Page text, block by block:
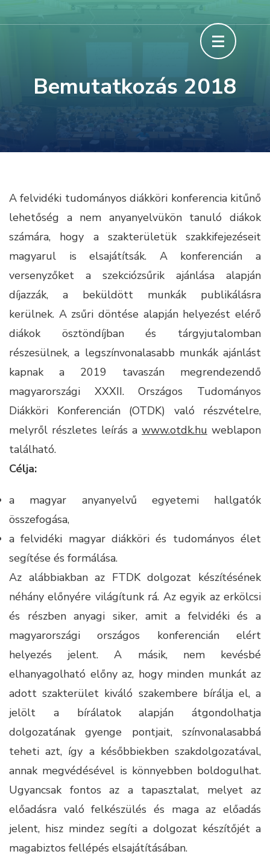
toFelvidéki Tudományos Diákköri
Bemutatkozás 2018
A felvidéki tudományos diákköri konferencia kitűnő
lehetőség a nem anyanyelvükön tanuló diákok
számára, hogy a szakterületük szakkifejezéseit
magyarul is elsajátítsák. A konferencián a
versenyzőket a szekciózsűrik ajánlása alapján
díjazzák, a beküldött munkák publikálásra
kerülnek. A zsűri döntése alapján helyezést elérő
diákok ösztöndíjban és tárgyjutalomban
részesülnek, a legszínvonalasabb munkák ajánlást
kapnak a 2019 tavaszán megrendezendő
magyarországi XXXII. Országos Tudományos
Diákköri Konferencián (OTDK) való részvételre,
melyről részletes leírás a www.otdk.hu weblapon
található.
Célja:
a magyar anyanyelvű egyetemi hallgatók
összefogása,
a felvidéki magyar diákköri és tudományos élet
segítése és formálása.
Az alábbiakban az FTDK dolgozat készítésének
néhány előnyére világítunk rá. Az egyik az erkölcsi
és részben anyagi siker, amit a felvidéki és a
magyarországi országos konferencián elért
helyezés jelent. A másik, nem kevésbé
elhanyagolható előny az, hogy minden munkát az
adott szakterület kiváló szakembere bírálja el, a
jelölt a bírálatok alapján átgondolhatja
dolgozatának gyenge pontjait, színvonalasabbá
teheti azt, így a későbbiekben szakdolgozatával,
annak megvédésével is könnyebben boldogulhat.
Ugyancsak fontos az a tapasztalat, melyet az
előadásra való felkészülés és maga az előadás
jelent, hisz mindez segíti a dolgozat készítőjét a
magabiztos fellépés elsajátításában.